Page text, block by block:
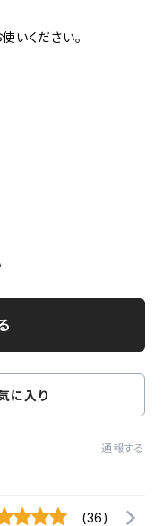
いください。
に入り
通報する
(36)